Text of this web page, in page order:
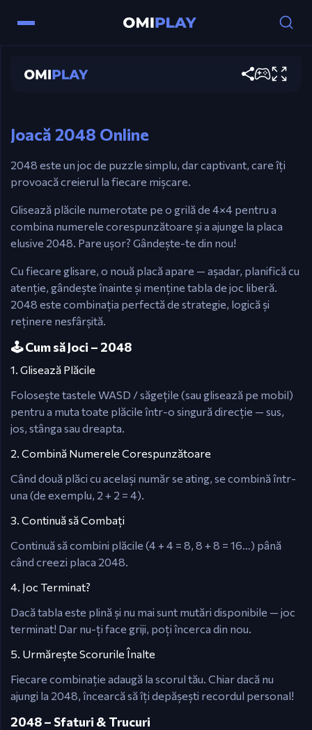
2048
WASD / Taste Săgeți – Glisează plăcile pentru a
Joacă 2048 Online
2048 este un joc de puzzle simplu, dar captivant, care îți
provoacă creierul la fiecare mișcare.
Glisează plăcile numerotate pe o grilă de 4×4 pentru a
combina numerele corespunzătoare și a ajunge la placa
elusive 2048. Pare ușor? Gândește-te din nou!
Cu fiecare glisare, o nouă placă apare — așadar, planifică cu
atenție, gândește înainte și menține tabla de joc liberă.
2048 este combinația perfectă de strategie, logică și
reținere nesfârșită.
🕹️ Cum să Joci – 2048
1. Glisează Plăcile
Folosește tastele WASD / săgețile (sau glisează pe mobil)
pentru a muta toate plăcile într-o singură direcție — sus,
jos, stânga sau dreapta.
2. Combină Numerele Corespunzătoare
Când două plăci cu același număr se ating, se combină într-
una (de exemplu, 2 + 2 = 4).
3. Continuă să Combați
Continuă să combini plăcile (4 + 4 = 8, 8 + 8 = 16…) până
când creezi placa 2048.
4. Joc Terminat?
Dacă tabla este plină și nu mai sunt mutări disponibile — joc
terminat! Dar nu-ți face griji, poți încerca din nou.
5. Urmărește Scorurile Înalte
Fiecare combinație adaugă la scorul tău. Chiar dacă nu
ajungi la 2048, încearcă să îți depășești recordul personal!
2048 – Sfaturi & Trucuri